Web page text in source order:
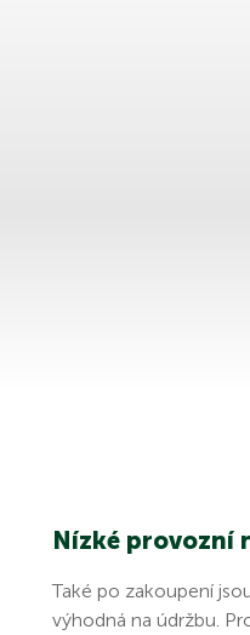
Nízké provozní
Také po zakoupení
výhodná na údržbu.